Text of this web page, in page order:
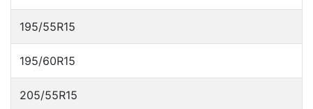
195/55R15
195/60R15
205/55R15